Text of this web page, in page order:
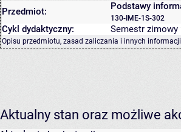
Przedmiot: Podstawy
130-IME-1S-302
Cykl dydaktyczny: Semestr zimowy
Opisu przedmiotu, zasad zaliczania i innych
Aktualny stan oraz możliwe